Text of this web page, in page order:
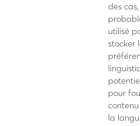
des
utilisé
stocker
pour
la